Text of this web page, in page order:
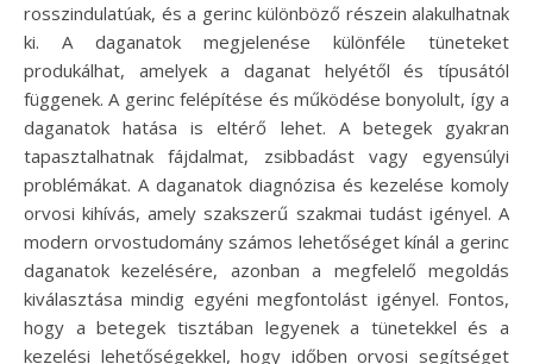
rosszindulatúak, és a gerinc különböző részein alakulhatnak
ki. A daganatok megjelenése különféle tüneteket
produkálhat, amelyek a daganat helyétől és típusától
függenek. A gerinc felépítése és működése bonyolult, így a
daganatok hatása is eltérő lehet. A betegek gyakran
tapasztalhatnak fájdalmat, zsibbadást vagy egyensúlyi
problémákat. A daganatok diagnózisa és kezelése komoly
orvosi kihívás, amely szakszerű szakmai tudást igényel. A
modern orvostudomány számos lehetőséget kínál a gerinc
daganatok kezelésére, azonban a megfelelő megoldás
kiválasztása mindig egyéni megfontolást igényel. Fontos,
hogy a betegek tisztában legyenek a tünetekkel és a
kezelési lehetőségekkel, hogy időben orvosi segítséget